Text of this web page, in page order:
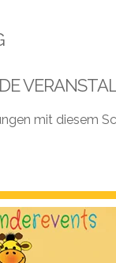
mit diesem